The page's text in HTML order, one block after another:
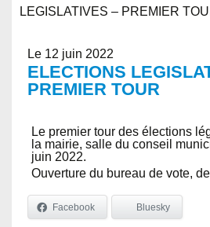
LEGISLATIVES – PREMIER
Le 12 juin 2022
ELECTIONS
PREMIER TOUR
Le premier tour des élections
la mairie, salle du conseil
juin 2022.
Ouverture du bureau de vote,
Facebook Bluesky